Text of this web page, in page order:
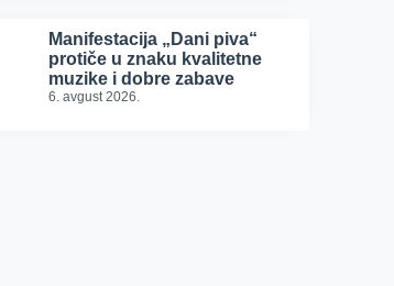
Manifestacija „Dani piva“
protiče u znaku kvalitetne
muzike i dobre zabave
6. avgust 2026.